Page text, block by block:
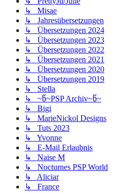
↳ Misae
↳ Jahresübersetzungen
↳ Übersetzungen 2024
↳ Übersetzungen 2023
↳ Übersetzungen 2022
↳ Übersetzungen 2021
↳ Übersetzungen 2020
↳ Übersetzungen 2019
↳ Stella
↳ ~წ~PSP Archiv~წ~
↳ Bigi
↳ MarieNickol Designs
↳ Tuts 2023
↳ Yvonne
↳ E-Mail Erlaubnis
↳ Naise M
↳ Nocturnes PSP World
↳ Aliciar
↳ France